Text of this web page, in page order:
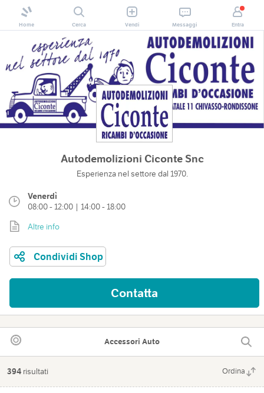
Home Cerca Vendi Messaggi Entra
Autodemolizioni Ciconte Snc
Esperienza nel settore dal 1970.
Venerdì
08:00 - 12:00 | 14:00 - 18:00
Altre info
Condividi Shop
Contatta
Accessori Auto
394 risultati Ordina